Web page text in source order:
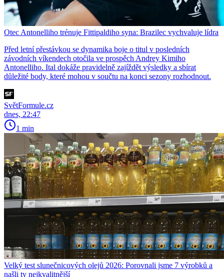
Otec Antonelliho trénuje Fittipaldiho syna: Brazilec vychvaluje lídra
Před letní přestávkou se dynamika boje o titul v posledních
závodních víkendech otočila ve prospěch Andrey Kimiho
Antonelliho. Ital dokáže pravidelně zajíždět výsledky a sbírat
důležité body, které mohou v součtu na konci sezony rozhodnout.
SvětFormule.cz
dnes, 22:47
1 min
Velký test slunečnicových olejů 2026: Porovnali jsme 7 výrobků a
našli ty nejkvalitnější